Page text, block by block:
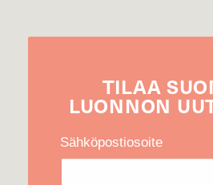
TILAA
LUONNON
Sähköpostiosoite